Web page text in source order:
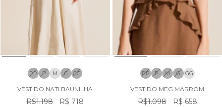
PP P M G GG
VESTIDO NATI BAUNILHA
R$1.198 R$ 718
PP P M G GG
VESTIDO MEG MARROM
R$1.098 R$ 658